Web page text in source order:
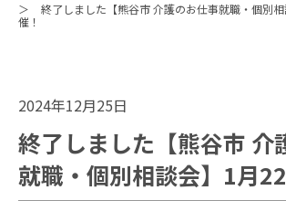
終了しました【熊谷市 介護のお仕事就職・個別
催！
2024年12月25日
終了しました【熊谷市 介
就職・個別相談会】1月